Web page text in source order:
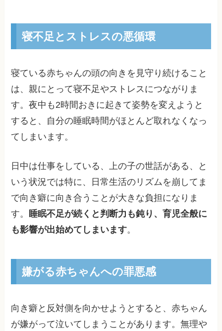
寝不足とストレスの悪循環
寝ている赤ちゃんの頭の向きを見守り続けること
は、親にとって寝不足やストレスにつながりま
す。夜中も2時間おきに起きて姿勢を変えようと
すると、自分の睡眠時間がほとんど取れなくなっ
てしまいます。
日中は仕事をしている、上の子の世話がある、と
いう状況では特に、日常生活のリズムを崩してま
で向き癖に向き合うことが大きな負担になりま
す。 睡眠不足が続くと判断力も鈍り、育児全般に
も影響が出始めてしまいます。
嫌がる赤ちゃんへの罪悪感
向き癖と反対側を向かせようとすると、赤ちゃん
が嫌がって泣いてしまうことがあります。無理や